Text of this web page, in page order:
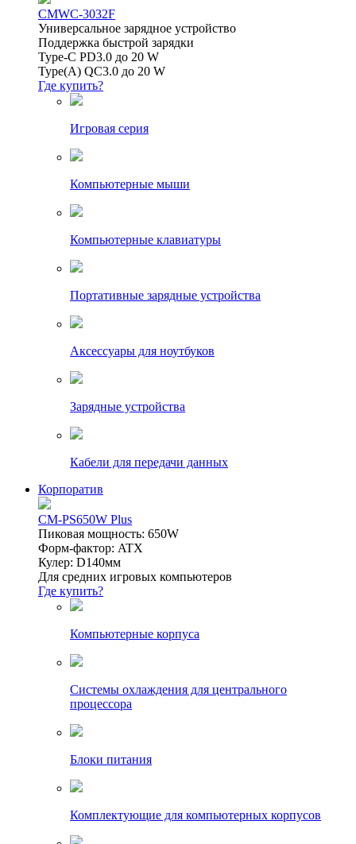
CMWC-3032F
Универсальное зарядное устройство
Поддержка быстрой зарядки
Type-C PD3.0 до 20 W
Type(A) QC3.0 до 20 W
Где купить?
Игровая серия
Компьютерные мыши
Компьютерные клавиатуры
Портативные зарядные устройства
Аксессуары для ноутбуков
Зарядные устройства
Кабели для передачи данных
Корпоратив
CM-PS650W Plus
Пиковая мощность: 650W
Форм-фактор: ATX
Кулер: D140мм
Для средних игровых компьютеров
Где купить?
Компьютерные корпуса
Системы охлаждения для центрального
процессора
Блоки питания
Комплектующие для компьютерных корпусов